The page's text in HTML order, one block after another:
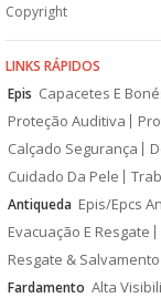
Copyright
LINKS RÁPIDOS
Epis Capacetes E
Proteção Auditiva
Calçado Segurança
Cuidado Da Pele
Antiqueda Epis/Epcs
Evacuação E Resgate
Resgate & Salvamento
Fardamento Alta